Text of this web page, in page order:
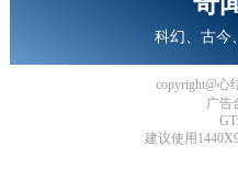
科幻、古今
copyright@心
广告
建议使用